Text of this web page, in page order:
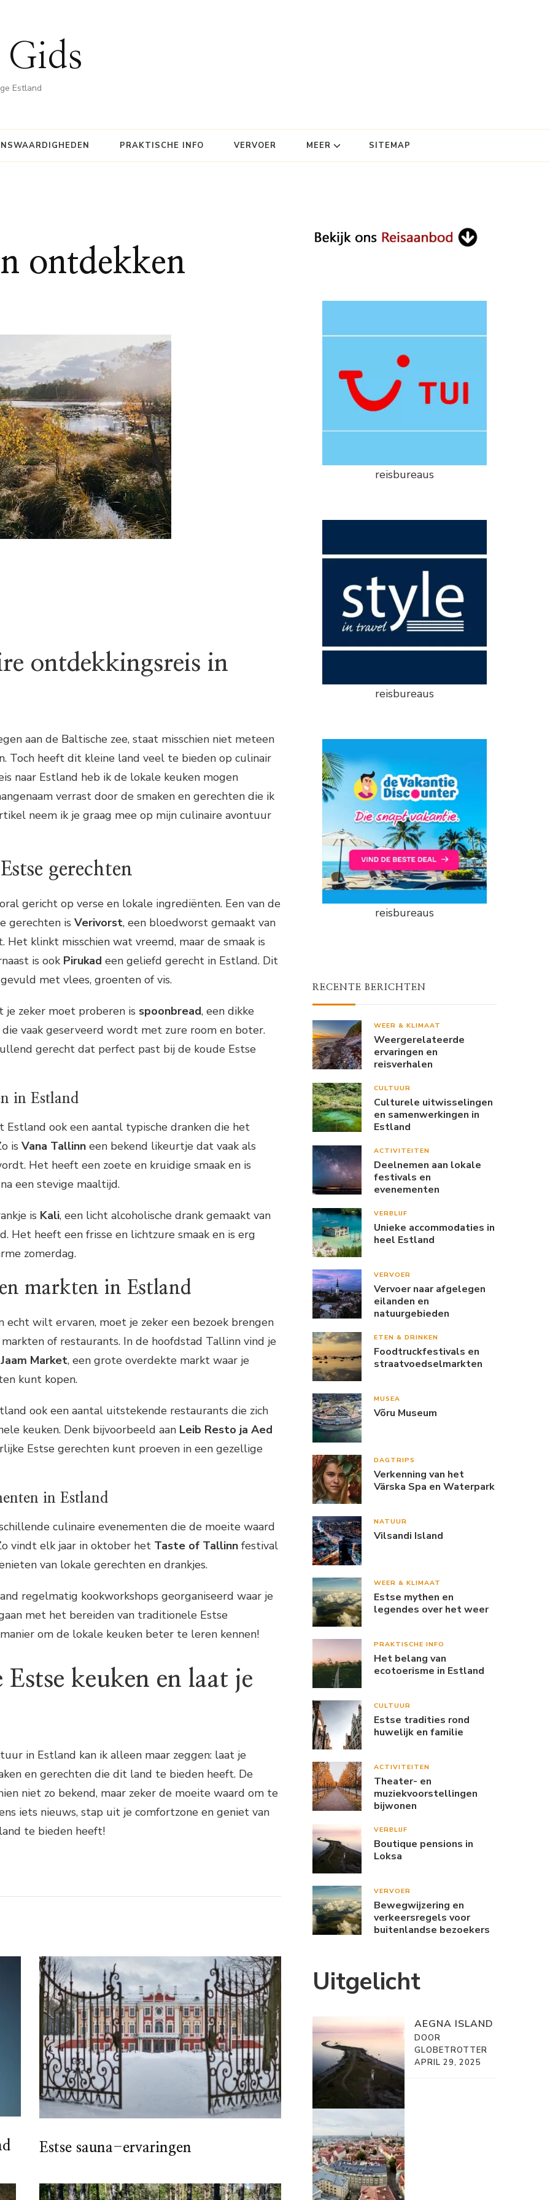
Estland
PRAKTISCHE INFO VERVOER MEER SITEMAP
ontdekken
ontdekkingsreis in
aan de Baltische zee, staat misschien niet meteen
Toch heeft dit kleine land veel te bieden op culinair
naar Estland heb ik de lokale keuken mogen
verrast door de smaken en gerechten die ik
neem ik je graag mee op mijn culinaire avontuur
gerechten
gericht op verse en lokale ingrediënten. Een van de
gerechten is Verivorst, een bloedworst gemaakt van
Het klinkt misschien wat vreemd, maar de smaak is
is ook Pirukad een geliefd gerecht in Estland. Dit
met vlees, groenten of vis.
je zeker moet proberen is spoonbread, een dikke
vaak geserveerd wordt met zure room en boter.
gerecht dat perfect past bij de koude Estse
in Estland
Estland ook een aantal typische dranken die het
is Vana Tallinn een bekend likeurtje dat vaak als
Het heeft een zoete en kruidige smaak en is
een stevige maaltijd.
is Kali, een licht alcoholische drank gemaakt van
Het heeft een frisse en lichtzure smaak en is erg
zomerdag.
markten in Estland
echt wilt ervaren, moet je zeker een bezoek brengen
of restaurants. In de hoofdstad Tallinn vind je
Market, een grote overdekte markt waar je
kunt kopen.
ook een aantal uitstekende restaurants die zich
keuken. Denk bijvoorbeeld aan Leib Resto ja Aed
Estse gerechten kunt proeven in een gezellige
in Estland
culinaire evenementen die de moeite waard
vindt elk jaar in oktober het Taste of Tallinn festival
van lokale gerechten en drankjes.
regelmatig kookworkshops georganiseerd waar je
met het bereiden van traditionele Estse
om de lokale keuken beter te leren kennen!
keuken en laat je
in Estland kan ik alleen maar zeggen: laat je
en gerechten die dit land te bieden heeft. De
niet zo bekend, maar zeker de moeite waard om te
iets nieuws, stap uit je comfortzone en geniet van
te bieden heeft!
Estse sauna-ervaringen
reisbureaus
reisbureaus
reisbureaus
RECENTE BERICHTEN
WEER & KLIMAAT
Weergerelateerde
ervaringen en
reisverhalen
CULTUUR
Culturele uitwisselingen
en samenwerkingen in
Estland
ACTIVITEITEN
Deelnemen aan lokale
festivals en
evenementen
VERBLIJF
Unieke accommodaties in
heel Estland
VERVOER
Vervoer naar afgelegen
eilanden en
natuurgebieden
ETEN & DRINKEN
Foodtruckfestivals en
straatvoedselmarkten
MUSEA
Võru Museum
DAGTRIPS
Verkenning van het
Värska Spa en Waterpark
NATUUR
Vilsandi Island
WEER & KLIMAAT
Estse mythen en
legendes over het weer
PRAKTISCHE INFO
Het belang van
ecotoerisme in Estland
CULTUUR
Estse tradities rond
huwelijk en familie
ACTIVITEITEN
Theater- en
muziekvoorstellingen
bijwonen
VERBLIJF
Boutique pensions in
Loksa
VERVOER
Bewegwijzering en
verkeersregels voor
buitenlandse bezoekers
Uitgelicht
AEGNA ISLAND
DOOR
GLOBETROTTER
APRIL 29, 2025